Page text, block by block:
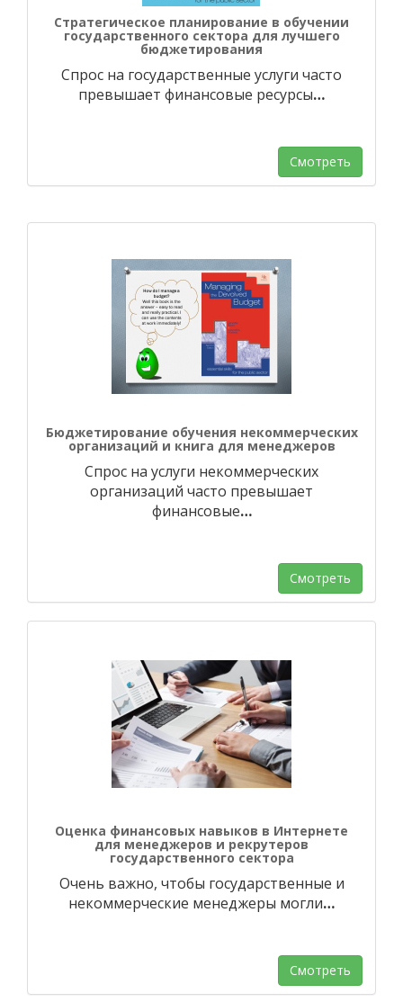
Стратегическое планирование в обучении
государственного сектора для лучшего
бюджетирования
Спрос на государственные услуги часто
превышает финансовые ресурсы…
Смотреть
Бюджетирование обучения некоммерческих
организаций и книга для менеджеров
Спрос на услуги некоммерческих
организаций часто превышает
финансовые…
Смотреть
Оценка финансовых навыков в Интернете
для менеджеров и рекрутеров
государственного сектора
Очень важно, чтобы государственные и
некоммерческие менеджеры могли…
Смотреть